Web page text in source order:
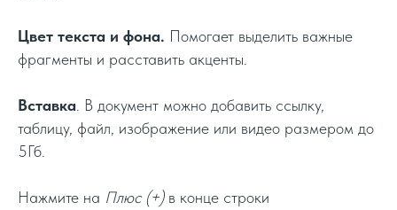
Цвет текста и фона. Помогает выделить важные
фрагменты и расставить акценты.
Вставка . В документ можно добавить ссылку,
таблицу, файл, изображение или видео размером до
5Гб.
Нажмите на Плюс (+)в конце строки